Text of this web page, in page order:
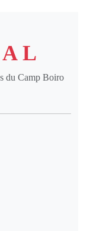
du Camp Boiro